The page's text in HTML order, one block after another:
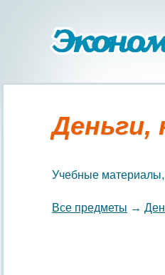
Деньги,
Учебные материалы,
Все предметы →